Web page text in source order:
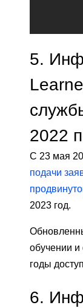
5.
2022
С 23 мая
подачи
2023 год.
обучении
годы
6.